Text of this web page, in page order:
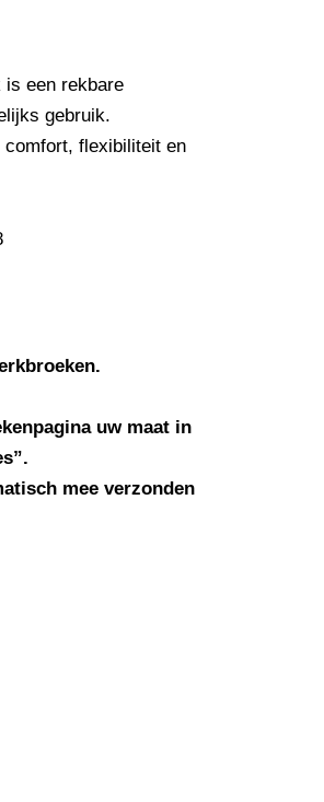
is een rekbare
gebruik.
comfort, flexibiliteit en
uw maat in
mee verzonden